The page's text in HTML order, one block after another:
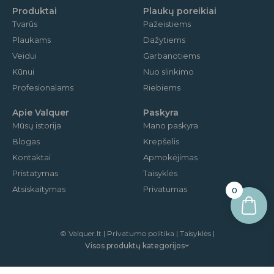
Produktai
Tvarūs
Plaukams
Veidui
Kūnui
Profesionalams
Plaukų poreikiai
Pažeistiems
Dažytiems
Garbanotiems
Nuo slinkimo
Riebiems
Apie Valquer
Mūsų istorija
Blogas
Kontaktai
Pristatymas
Atsiskaitymas
Paskyra
Mano paskyra
Krepšelis
Apmokėjimas
Taisyklės
Privatumas
© Valquer.lt | Privatumo politika | Taisyklės |
Visos produktų kategorijos
0